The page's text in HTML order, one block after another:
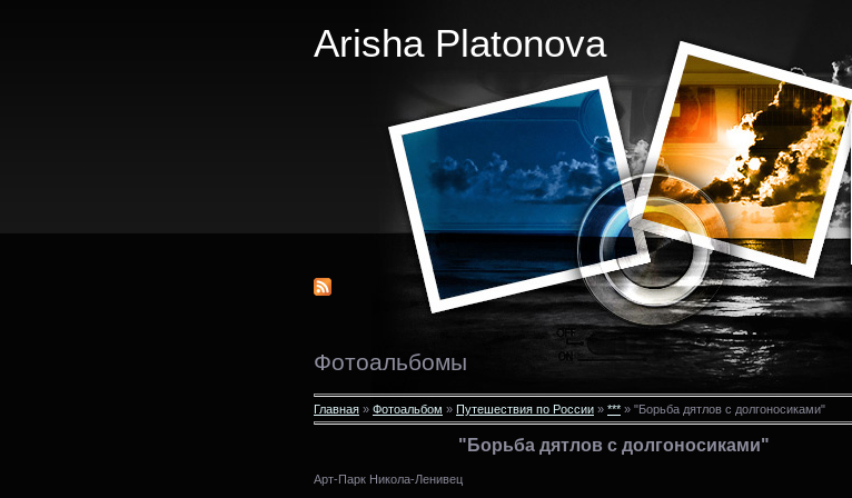
Arisha Platonova
Фотоальбомы
Главная » Фотоальбом » Путешествия по России » *** » "Борьба дятлов с долгоносиками"
"Борьба дятлов с долгоносиками"
Арт-Парк Никола-Ленивец